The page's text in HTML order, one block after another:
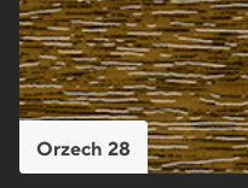
Orzech 28